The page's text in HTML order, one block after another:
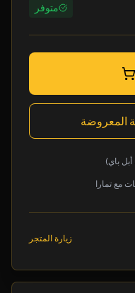
متوفر
المعروضة
باي)
مع تمارا
زيارة المتجر